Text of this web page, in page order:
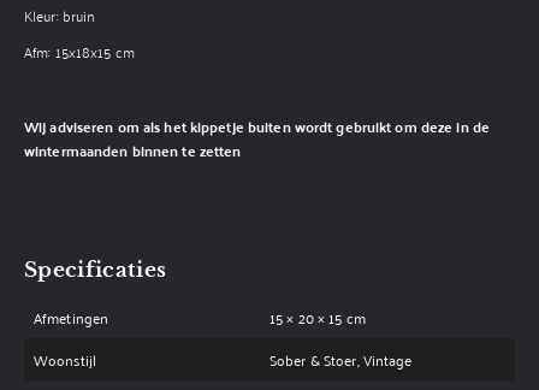
Kleur: bruin
Afm: 15x18x15 cm
Wij adviseren om als het kippetje buiten wordt gebruikt om deze in de
wintermaanden binnen te zetten
Specificaties
Afmetingen
15 × 20 × 15 cm
Woonstijl
Sober & Stoer, Vintage